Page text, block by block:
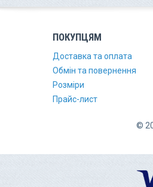
ПОКУПЦЯМ
Доставка та оплата
Обмін та повернення
Розміри
Прайс-лист
©